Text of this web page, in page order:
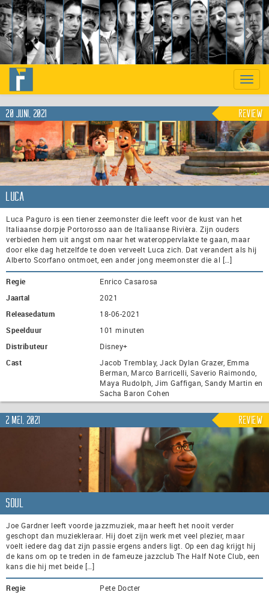
Previous
Toggle
20 juni, 2021 Review
Luca
Luca Paguro is een tiener zeemonster die leeft voor de kust van het
Italiaanse dorpje Portorosso aan de Italiaanse Rivièra. Zijn ouders
verbieden hem uit angst om naar het wateroppervlakte te gaan, maar
door elke dag hetzelfde te doen verveelt Luca zich. Dat verandert als hij
Alberto Scorfano ontmoet, een ander jong meemonster die al […]
Regie
Enrico Casarosa
Jaartal
2021
Releasedatum
18-06-2021
Speelduur
101 minuten
Distributeur
Disney+
Cast
Jacob Tremblay, Jack Dylan Grazer, Emma
Berman, Marco Barricelli, Saverio Raimondo,
Maya Rudolph, Jim Gaffigan, Sandy Martin en
Sacha Baron Cohen
2 mei, 2021 Review
Soul
Joe Gardner leeft voorde jazzmuziek, maar heeft het nooit verder
geschopt dan muziekleraar. Hij doet zijn werk met veel plezier, maar
voelt iedere dag dat zijn passie ergens anders ligt. Op een dag krijgt hij
de kans om op te treden in de fameuze jazzclub The Half Note Club, een
kans die hij met beide […]
Regie
Pete Docter